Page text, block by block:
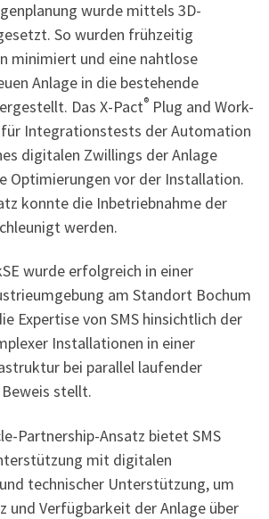
wurde mittels 3D-
So wurden frühzeitig
minimiert und eine nahtlose
Anlage in die bestehende
Das X-Pact® Plug and Work-
für Integrationstests der Automation
digitalen Zwillings der Anlage
Optimierungen vor der Installation.
konnte die Inbetriebnahme der
werden.
wurde erfolgreich in einer
am Standort Bochum
Expertise von SMS hinsichtlich der
Installationen in einer
bei parallel laufender
stellt.
Partnership-Ansatz bietet SMS
mit digitalen
technischer Unterstützung, um
und Verfügbarkeit der Anlage über